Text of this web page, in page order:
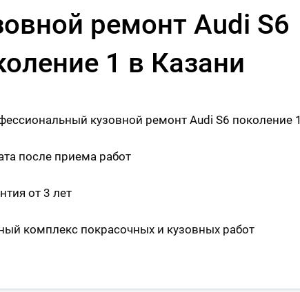
ремонт Audi S6
1 в Казани
кузовной ремонт Audi S6 поколение 1
после приема работ
от 3 лет
комплекс покрасочных и кузовных работ